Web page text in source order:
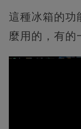
這種冰箱的功
麼用的，有的